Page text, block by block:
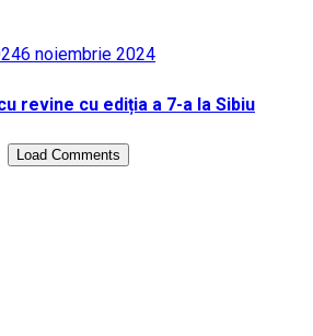
6 noiembrie 2024
revine cu ediția a 7-a la Sibiu
Load Comments